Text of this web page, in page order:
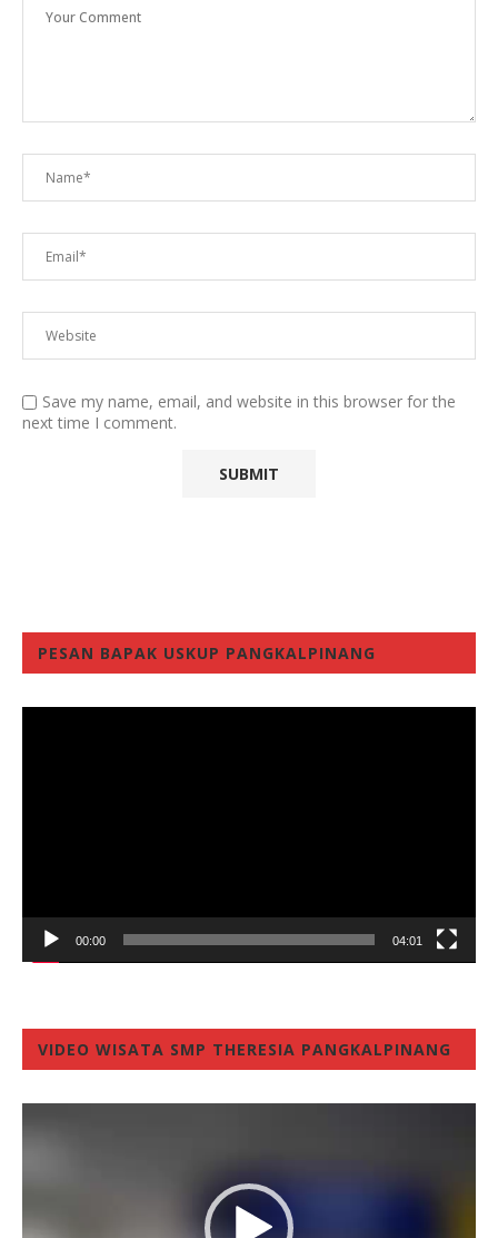
Save my name, email, and website in this browser for the
next time I comment.
PESAN BAPAK USKUP PANGKALPINANG
00:00 04:01
VIDEO WISATA SMP THERESIA PANGKALPINANG